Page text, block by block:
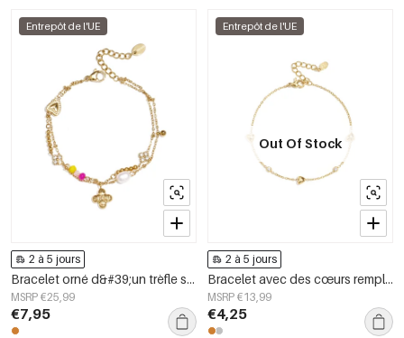
Entrepôt de l'UE
2 à 5 jours
Bracelet orné d&#39;un trèfle suspendu, d&#39;une perle et de perles.
MSRP €25,99
€7,95
Entrepôt de l'UE
Out Of Stock
2 à 5 jours
Bracelet avec des cœurs remplis
MSRP €13,99
€4,25